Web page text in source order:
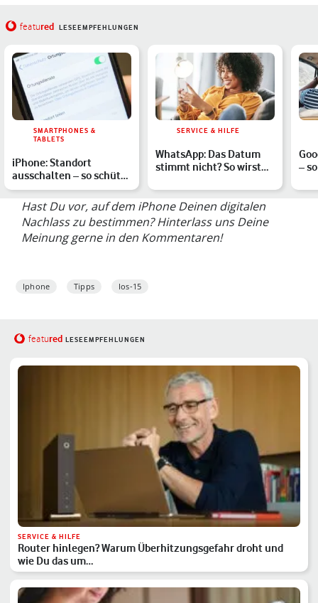
featured LESEEMPFEHLUNGEN
SMARTPHONES &
TABLETS
iPhone: Standort
ausschalten – so schützt
Du Deine Privatsphäre
SERVICE & HILFE
WhatsApp: Das Datum
stimmt nicht? So wirst
–
Hast Du vor, auf dem iPhone Deinen digitalen
Nachlass zu bestimmen? Hinterlass uns Deine
Meinung gerne in den Kommentaren!
Iphone Tipps Ios-15
featured LESEEMPFEHLUNGEN
SERVICE & HILFE
Router hinlegen? Warum Überhitzungsgefahr droht und
wie Du das um…